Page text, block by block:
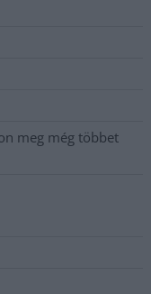
meg még többet